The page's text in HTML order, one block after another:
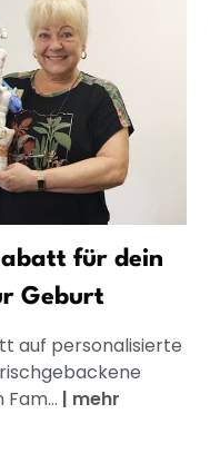
für dein
Geburt
auf personalisierte
| mehr